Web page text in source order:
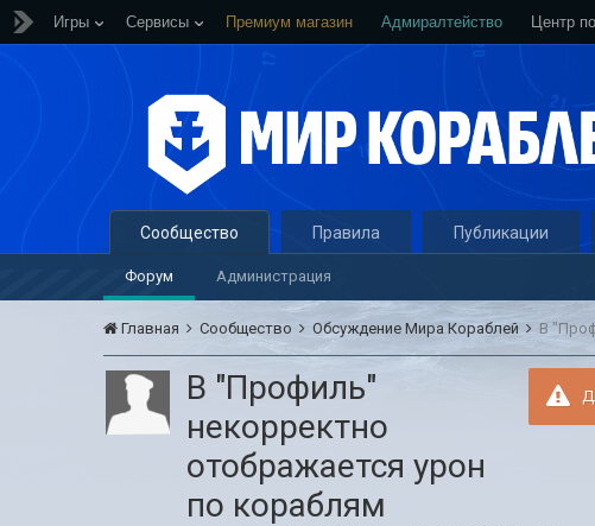
Игры Сервисы Премиум магазин Адмиралтейство Центр
Сообщество
Форум Администрация
Правила Публикации
Главная Сообщество Обсуждение Мира Кораблей В
В "Профиль"
некорректно
отображается урон
по кораблям